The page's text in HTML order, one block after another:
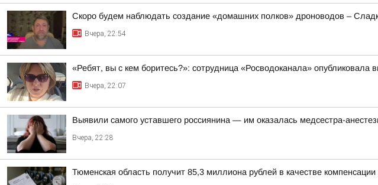
Скоро будем наблюдать создание «домашних полков» дроноводов –
Вчера, 22:54
«Ребят, вы с кем боритесь?»: сотрудница «Росводоканала»
Вчера, 22:07
Выявили самого уставшего россиянина — им оказалась медсестра-
Вчера, 22:28
Тюменская область получит 85,3 миллиона рублей в качестве